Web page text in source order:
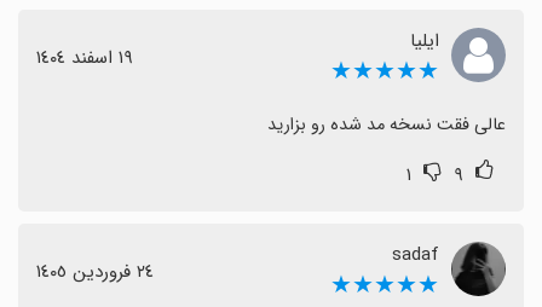
ایلیا
★★★★★ ١٩ اسفند ١٤٠٤
عالی فقت نسخه مد شده رو بزارید
۹ ۱
sadaf
★★★★★ ٢٤ فروردین ١٤٠٥